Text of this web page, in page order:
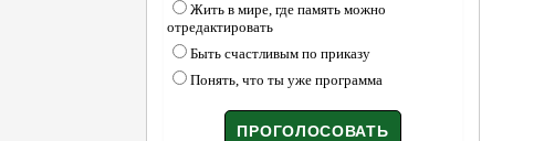
Жить в мире, где память можно
отредактировать
Быть счастливым по приказу
Понять, что ты уже программа